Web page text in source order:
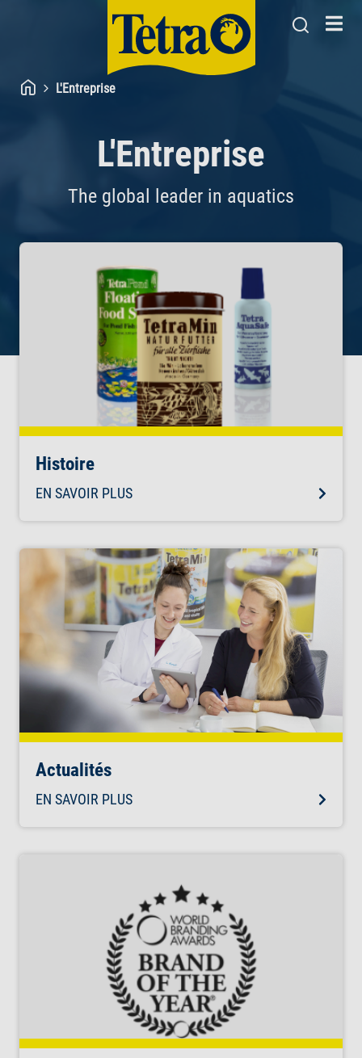
L'Entreprise
L'Entreprise
The global leader in aquatics
Histoire
EN SAVOIR PLUS
Actualités
EN SAVOIR PLUS